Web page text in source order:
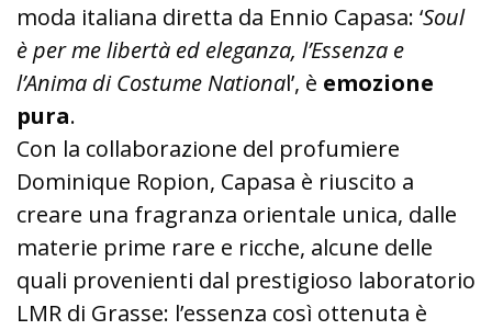
moda italiana diretta da Ennio Capasa: ‘Soul
è per me libertà ed eleganza, l’Essenza e
l’Anima di Costume National’, è emozione
pura.
Con la collaborazione del profumiere
Dominique Ropion, Capasa è riuscito a
creare una fragranza orientale unica, dalle
materie prime rare e ricche, alcune delle
quali provenienti dal prestigioso laboratorio
LMR di Grasse: l’essenza così ottenuta è